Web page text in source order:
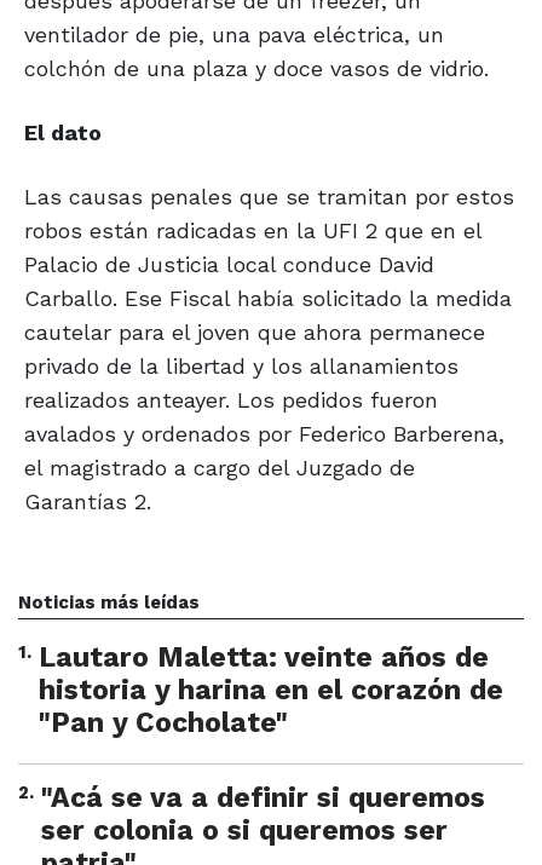
ventilador de pie, una pava eléctrica, un
colchón de una plaza y doce vasos de vidrio.
El dato
Las causas penales que se tramitan por estos
robos están radicadas en la UFI 2 que en el
Palacio de Justicia local conduce David
Carballo. Ese Fiscal había solicitado la medida
cautelar para el joven que ahora permanece
privado de la libertad y los allanamientos
realizados anteayer. Los pedidos fueron
avalados y ordenados por Federico Barberena,
el magistrado a cargo del Juzgado de
Garantías 2.
Noticias más leídas
1. Lautaro Maletta: veinte años de
historia y harina en el corazón de
"Pan y Cocholate"
2. "Acá se va a definir si queremos
ser colonia o si queremos ser